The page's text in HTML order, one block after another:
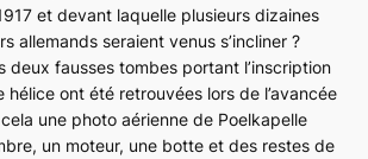
et devant laquelle plusieurs dizaines
allemands seraient venus s’incliner ?
deux fausses tombes portant l’inscription
hélice ont été retrouvées lors de l’avancée
une photo aérienne de Poelkapelle
un moteur, une botte et des restes de